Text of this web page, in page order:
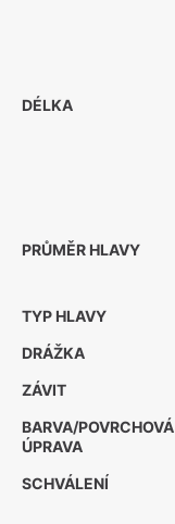
DÉLKA
PRŮMĚR HLAVY
TYP HLAVY
DRÁŽKA
ZÁVIT
BARVA/POVRCHOVÁ
ÚPRAVA
SCHVÁLENÍ